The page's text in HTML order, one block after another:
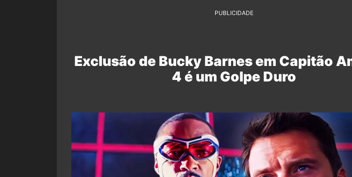
PUBLICIDADE
Exclusão de Bucky Barnes em Capitão
4 é um Golpe Duro